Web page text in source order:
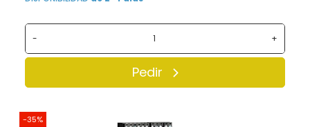
- +
Pedir
-35%